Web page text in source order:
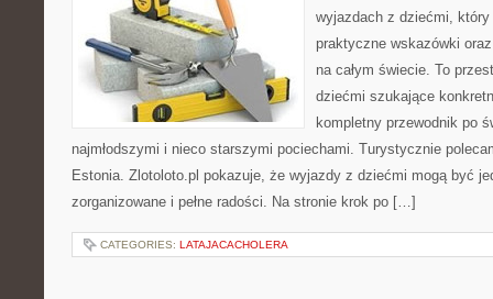
wyjazdach z dziećmi, który
praktyczne wskazówki
na całym świecie. To
dziećmi szukające
kompletny przewodnik po
najmłodszymi i nieco starszymi pociechami. Turystycznie
Estonia. Zlotoloto.pl pokazuje, że wyjazdy z dziećmi mogą być
zorganizowane i pełne radości. Na stronie krok po […]
CATEGORIES: LATAJACACHOLERA